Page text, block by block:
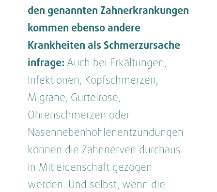
den genannten Zahnerkrankungen
kommen ebenso andere
Krankheiten als Schmerzursache
infrage: Auch bei Erkältungen,
Infektionen, Kopfschmerzen,
Migräne, Gürtelrose,
Ohrenschmerzen oder
Nasennebenhöhlenentzündungen
können die Zahnnerven durchaus
in Mitleidenschaft gezogen
werden. Und selbst, wenn die